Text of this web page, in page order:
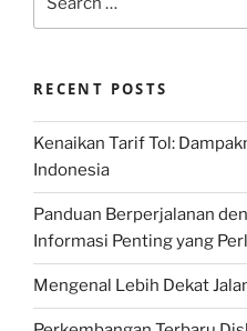
for:
RECENT POSTS
Kenaikan Tarif Tol:
Indonesia
Panduan Berperjalanan
Informasi Penting yang
Mengenal Lebih Dekat